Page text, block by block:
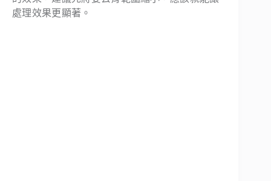
處理效果更顯著。